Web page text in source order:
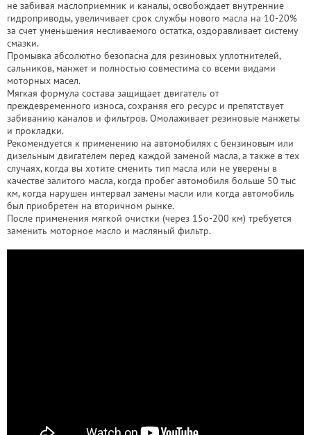
не забивая маслоприемник и каналы, освобождает внутренние
гидроприводы, увеличивает срок службы нового масла на 10-20%
за счет уменьшения несливаемого остатка, оздоравливает систему
смазки.
Промывка абсолютно безопасна для резиновых уплотнителей,
сальников, манжет и полностью совместима со всеми видами
моторных масел.
Мягкая формула состава защищает двигатель от
преждевременного износа, сохраняя его ресурс и препятствует
забиванию каналов и фильтров. Омолаживает резиновые манжеты
и прокладки.
Рекомендуется к применению на автомобилях с бензиновым или
дизельным двигателем перед каждой заменой масла, а также в тех
случаях, когда вы хотите сменить тип масла или не уверены в
качестве залитого масла, когда пробег автомобиля больше 50 тыс
км, когда нарушен интервал замены масли или когда автомобиль
был приобретен на вторичном рынке.
После применения мягкой очистки (через 15о-200 км) требуется
заменить моторное масло и масляный фильтр.